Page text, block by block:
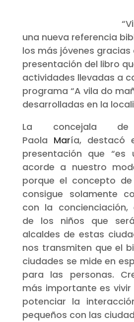
una nueva referencia
los más jóvenes gracias
presentación del libro
actividades llevadas a
programa “A vila do
desarrolladas en la
La concejala de
Paola María, destacó
presentación que “es
acorde a nuestro
porque el concepto
consigue solamente
con la concienciación,
de los niños que
alcaldes de estas
nos transmiten que el
ciudades se mide en
para las personas.
más importante es
potenciar la
pequeños con las